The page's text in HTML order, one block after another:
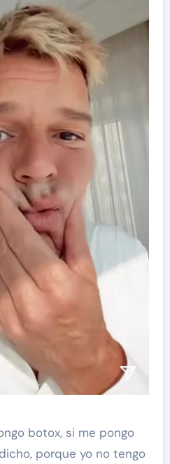
botox, si me pongo
porque yo no tengo